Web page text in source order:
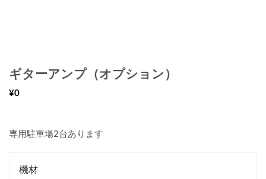
ギターアンプ（オプション）
¥0
専用駐車場2台あります
機材